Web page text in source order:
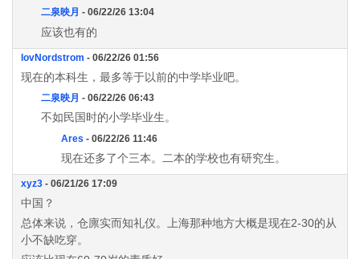
二泉映月 - 06/22/26 13:04
应该也有的
lovNordstrom - 06/22/26 01:56
现在的本科生，最多等于以前的中学毕业吧。
二泉映月 - 06/22/26 06:43
不如民国时的小学毕业生。
Ares - 06/22/26 11:46
现在还多了个三本。二本的学校也有研究生。
xyz3 - 06/21/26 17:09
中国？
总体来说，仓廪实而知礼仪。上海那种地方大概是现在2-30的从
小不缺吃穿。